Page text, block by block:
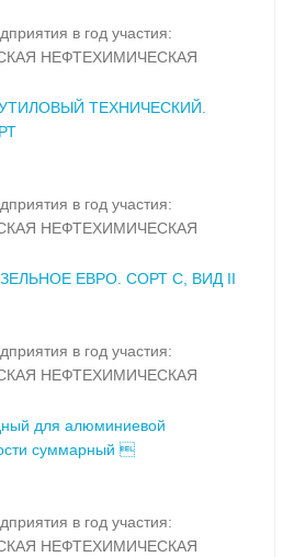
в год участия:
НЕФТЕХИМИЧЕСКАЯ
ТЕХНИЧЕСКИЙ.
в год участия:
НЕФТЕХИМИЧЕСКАЯ
ЕВРО. СОРТ С, ВИД II
в год участия:
НЕФТЕХИМИЧЕСКАЯ
для алюминиевой
суммарный 
в год участия:
НЕФТЕХИМИЧЕСКАЯ